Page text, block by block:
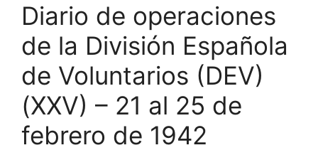
Diario de operaciones
de la División Española
de Voluntarios (DEV)
(XXV) – 21 al 25 de
febrero de 1942